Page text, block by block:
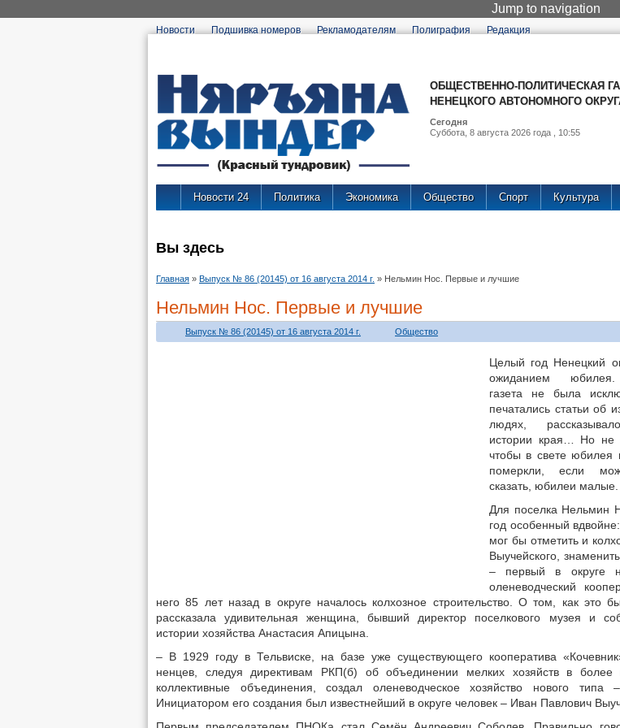
Jump to navigation
Новости Подшивка номеров Рекламодателям Полиграфия Редакция
ОБЩЕСТВЕННО-ПОЛИТИЧЕСКАЯ
НЕНЕЦКОГО АВТОНОМНОГО
Сегодня
Суббота, 8 августа 2026 года , 10:55
Новости 24 Политика Экономика Общество Спорт Культура
Вы здесь
Главная » Выпуск № 86 (20145) от 16 августа 2014 г. » Нельмин Нос. Первые и лучшие
Нельмин Нос. Первые и лучшие
Выпуск № 86 (20145) от 16 августа 2014 г. Общество
Целый год Ненецкий
ожиданием
газета не была
печатались статьи об
людях,
истории края… Но не
чтобы в свете юбилея
померкли, если
сказать, юбилеи малые.
Для поселка Нельмин
год особенный
мог бы отметить и
Выучейского,
– первый в округе
оленеводческий
него 85 лет назад в округе началось колхозное строительство. О том, как это
рассказала удивительная женщина, бывший директор поселкового музея и
истории хозяйства Анастасия Апицына.
– В 1929 году в Тельвиске, на базе уже существующего кооператива
ненцев, следуя директивам РКП(б) об объединении мелких хозяйств в более
коллективные объединения, создал оленеводческое хозяйство нового типа
Инициатором его создания был известнейший в округе человек – Иван Павлович